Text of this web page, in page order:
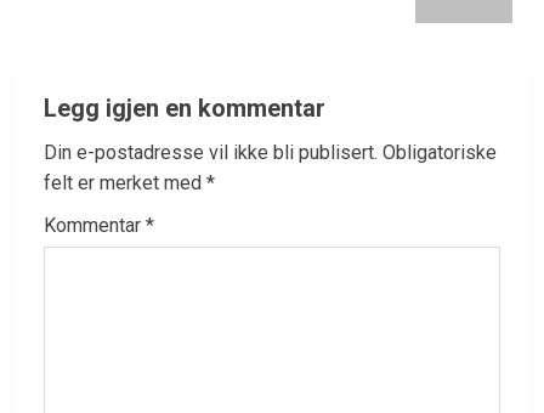
Legg igjen en kommentar
Din e-postadresse vil ikke bli publisert. Obligatoriske
felt er merket med *
Kommentar *